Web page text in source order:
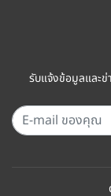
รับแจ้งข้อมูลและข่